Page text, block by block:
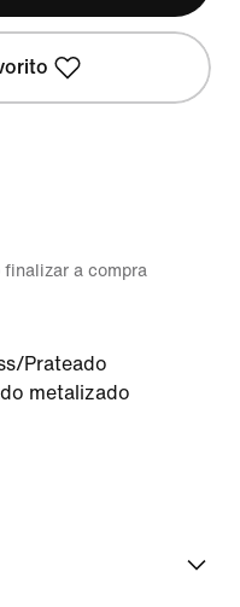
a compra
Prateado
metalizado